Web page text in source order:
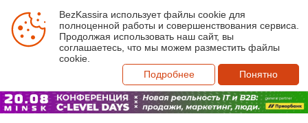
BezKassira использует файлы cookie для
полноценной работы и совершенствования сервиса.
Продолжая использовать наш сайт, вы
соглашаетесь, что мы можем разместить файлы
cookie.
Подробнее
Понятно